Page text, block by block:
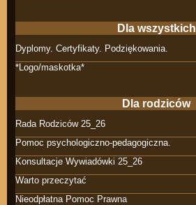
Dla wszystkich
Dyplomy. Certyfikaty. Podziękowania.
*Logo/maskotka*
Dla rodziców
Rada Rodziców 25_26
Pomoc psychologiczno-pedagogiczna.
Konsultacje Wywiadówki 25_26
Warto przeczytać
Nieodpłatna Pomoc Prawna